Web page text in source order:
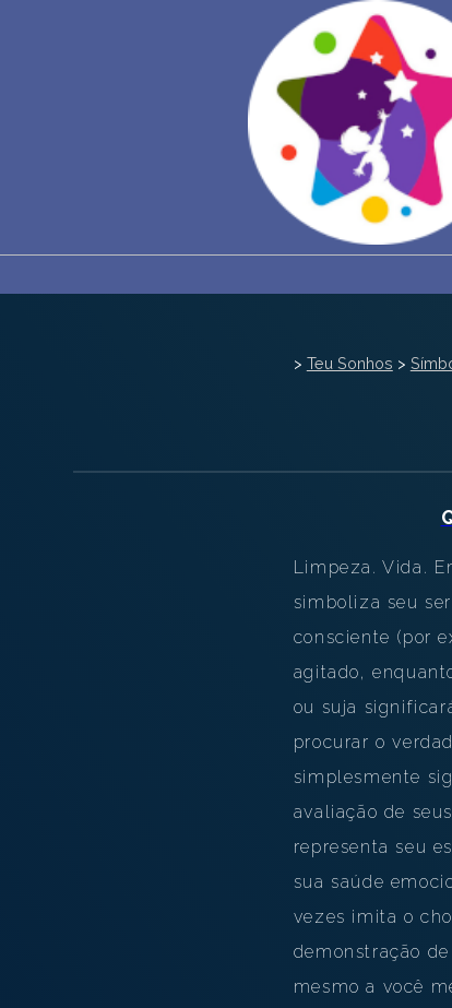
> Teu Sonhos >
Limpeza. Vida.
simboliza seu
consciente (por
agitado,
ou suja
procurar o
simplesmente
avaliação de
representa seu
sua saúde
vezes imita o
demonstração
mesmo a você